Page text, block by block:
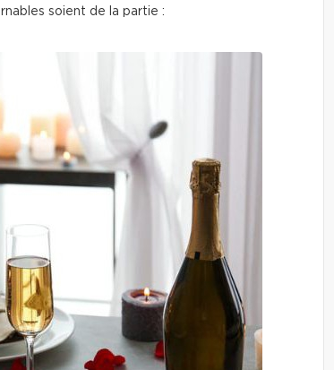
soient de la partie :